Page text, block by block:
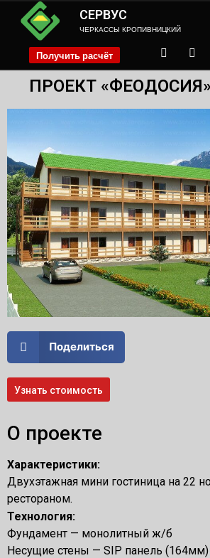
СЕРВУС
ЧЕРКАССЫ КРОПИВНИЦКИЙ
Получить расчёт
ПРОЕКТ
Поделиться
Узнать стоимость
О проекте
Характеристики:
Двухэтажная мини гостиница на 22
рестораном.
Технология:
Фундамент — монолитный ж/б
Несущие стены — SIP панель (164мм)